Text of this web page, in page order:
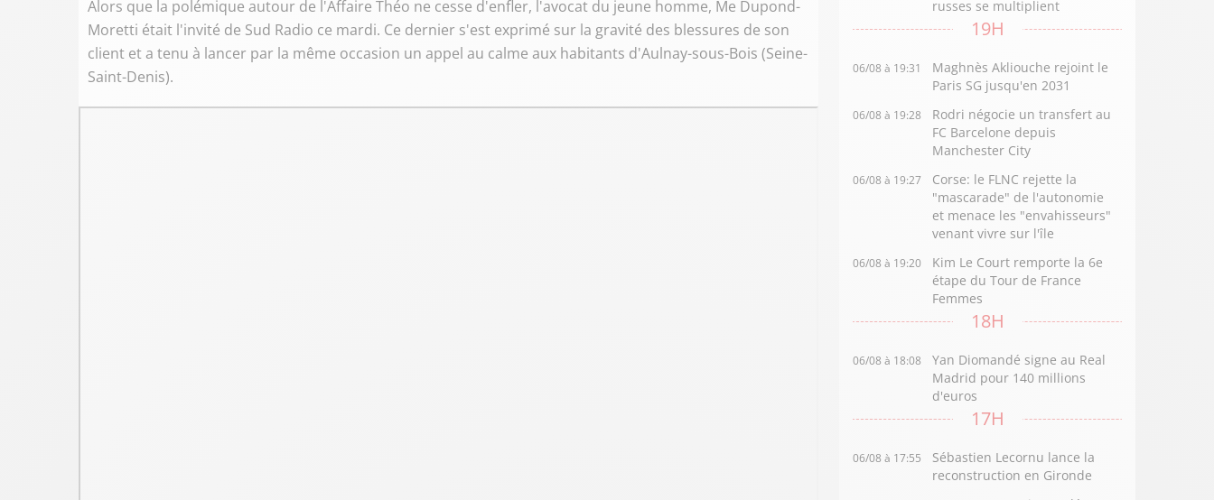
Alors que la polémique autour de l'Affaire Théo ne cesse d'enfler, l'avocat du jeune homme, Me Dupond-
Moretti était l'invité de Sud Radio ce mardi. Ce dernier s'est exprimé sur la gravité des blessures de son
client et a tenu à lancer par la même occasion un appel au calme aux habitants d'Aulnay-sous-Bois (Seine-
Saint-Denis).
russes se multiplient
19H
06/08 à 19:31
Maghnès Akliouche rejoint le
Paris SG jusqu'en 2031
06/08 à 19:28
Rodri négocie un transfert au
FC Barcelone depuis
Manchester City
06/08 à 19:27
Corse: le FLNC rejette la
"mascarade" de l'autonomie
et menace les "envahisseurs"
venant vivre sur l'île
06/08 à 19:20
Kim Le Court remporte la 6e
étape du Tour de France
Femmes
18H
06/08 à 18:08
Yan Diomandé signe au Real
Madrid pour 140 millions
d'euros
17H
06/08 à 17:55
Sébastien Lecornu lance la
reconstruction en Gironde